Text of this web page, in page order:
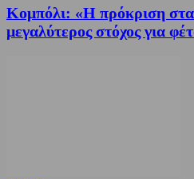
Κομπόλι: «Η πρόκριση
μεγαλύτερος στόχος για